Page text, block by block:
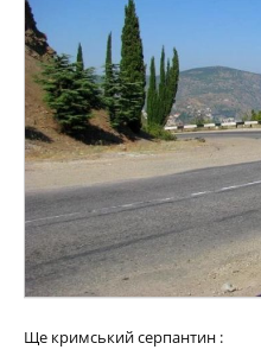
Ще кримський серпантин :